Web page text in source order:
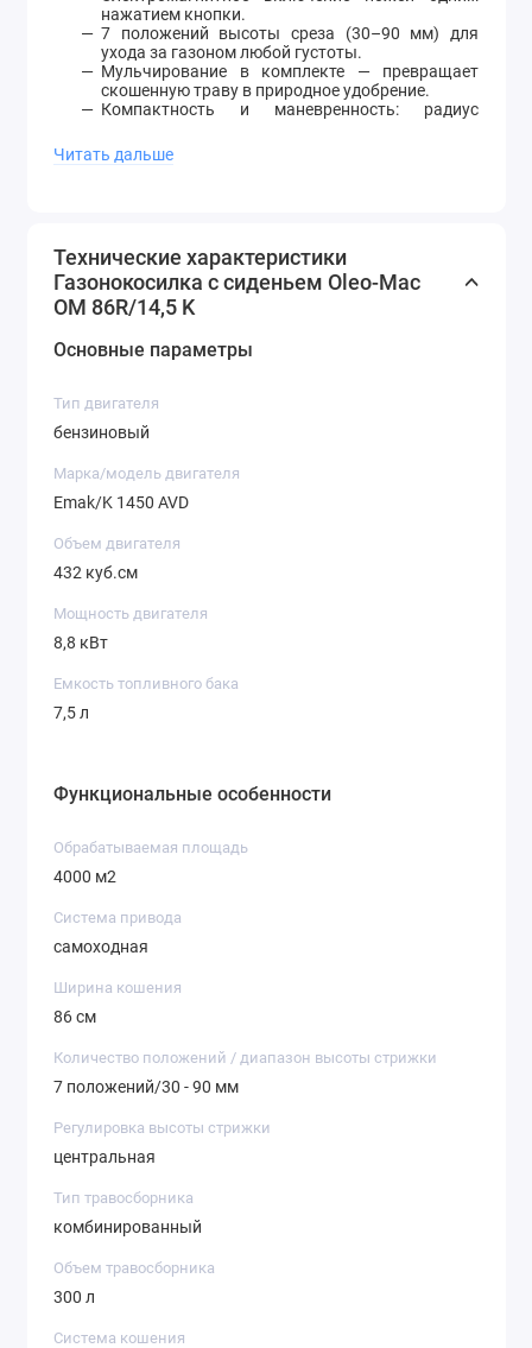
нажатием кнопки.
7 положений высоты среза (30–90 мм) для
ухода за газоном любой густоты.
Мульчирование в комплекте — превращает
скошенную траву в природное удобрение.
Компактность и маневренность: радиус
вокруг деревьев и клумб.
Практичные детали: штуцер Deck Wash для
домов и коттеджей с газонами до 40 соток. Это
надежный садовый трактор, сочетающий удобство
райдера, производительность бензиновой
газонокосилки и чистоту стрижки благодаря
Читать дальше
Технические характеристики
Газонокосилка с сиденьем Oleo-Mac
OM 86R/14,5 K
Основные параметры
Тип двигателя
бензиновый
Марка/модель двигателя
Emak/K 1450 AVD
Объем двигателя
432 куб.см
Мощность двигателя
8,8 кВт
Емкость топливного бака
7,5 л
Функциональные особенности
Обрабатываемая площадь
4000 м2
Система привода
самоходная
Ширина кошения
86 см
Количество положений / диапазон высоты стрижки
7 положений/30 - 90 мм
Регулировка высоты стрижки
центральная
Тип травосборника
комбинированный
Объем травосборника
300 л
Система кошения